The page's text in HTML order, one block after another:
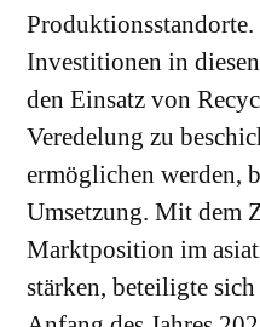
Produktionsstandorte.
Investitionen in
den Einsatz von
Veredelung zu
ermöglichen werden,
Umsetzung. Mit dem
Marktposition im
stärken, beteiligte